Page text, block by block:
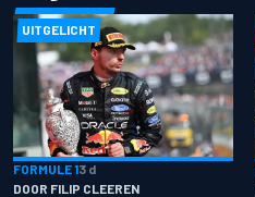
UITGELICHT
FORMULE 13 d
DOOR FILIP CLEEREN